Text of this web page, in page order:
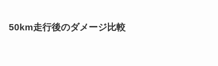
50km走行後のダメージ比較